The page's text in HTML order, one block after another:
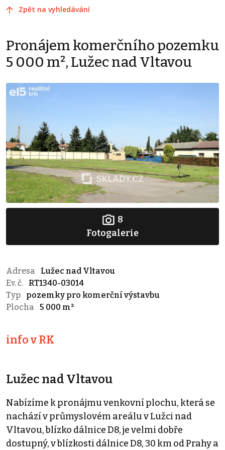
Zpět na vyhledávání
Pronájem komerčního pozemku
5 000 m², Lužec nad Vltavou
8
Fotogalerie
Adresa
Lužec nad Vltavou
Ev. č.
RT1340-03014
Typ
pozemky pro komerční výstavbu
Plocha
5 000 m²
info v RK
Lužec nad Vltavou
Nabízíme k pronájmu venkovní plochu, která se
nachází v průmyslovém areálu v Lužci nad
Vltavou, blízko dálnice D8, je velmi dobře
dostupný, v blízkosti dálnice D8, 30 km od Prahy a